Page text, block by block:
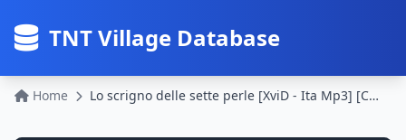
TNT Village Database
Home Lo scrigno delle sette perle [XviD - Ita Mp3] [CURA] Disney